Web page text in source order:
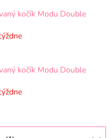
kočík Modu Double
kočík Modu Double